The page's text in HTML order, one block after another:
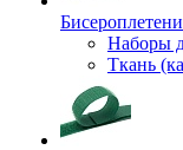
Наборы
Ткань